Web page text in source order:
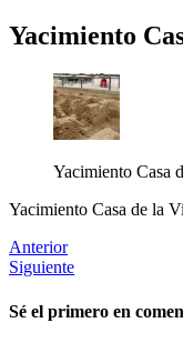
Yacimiento
Yacimiento Casa
Yacimiento Casa de la
Anterior
Siguiente
Sé el primero en